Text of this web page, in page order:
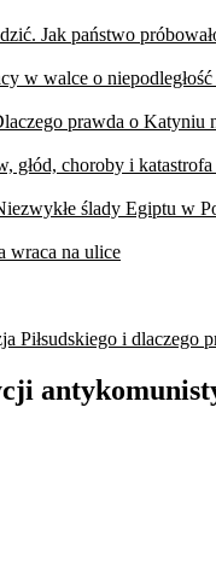
Jak państwo
w walce o
prawda o Katyniu
głód, choroby i
ślady Egiptu w
wraca na ulice
Piłsudskiego i dlaczego